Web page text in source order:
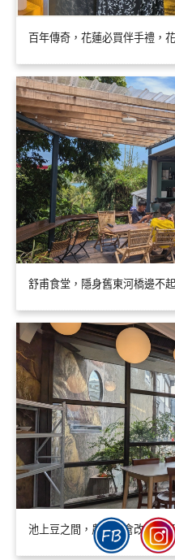
百年傳奇，花蓮必買伴手禮，
舒甫食堂，隱身舊東河橋邊不
池上豆之間，農會穀倉改裝的